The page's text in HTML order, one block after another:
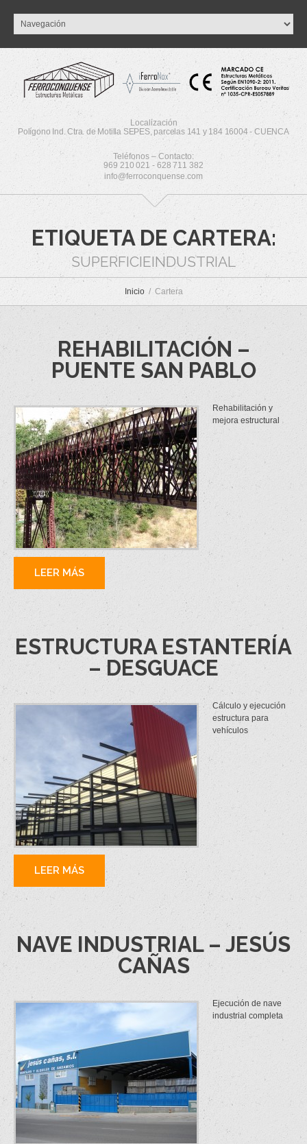
Localización
Polígono Ind. Ctra. de Motilla SEPES, parcelas 141 y 184 16004 - CUENCA
Teléfonos – Contacto:
969 210 021 - 628 711 382
info@ferroconquense.com
ETIQUETA DE CARTERA:
SUPERFICIEINDUSTRIAL
Inicio Cartera
REHABILITACIÓN –
PUENTE SAN PABLO
Rehabilitación y
mejora estructural
LEER MÁS
ESTRUCTURA ESTANTERÍA
– DESGUACE
Cálculo y ejecución
estructura para
vehículos
LEER MÁS
NAVE INDUSTRIAL – JESÚS
CAÑAS
Ejecución de nave
industrial completa